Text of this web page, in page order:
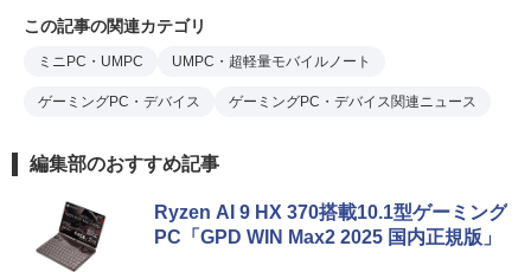
この記事の関連カテゴリ
ミニPC・UMPC UMPC・超軽量モバイルノート
ゲーミングPC・デバイス ゲーミングPC・デバイス関連ニュース
編集部のおすすめ記事
Ryzen AI 9 HX 370搭載10.1型ゲーミング
PC「GPD WIN Max2 2025 国内正規版」